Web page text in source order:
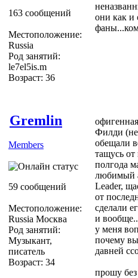
163 сообщений
Местоположение:
Russia
Род занятий:
le7el5is.m
Возраст: 36
они как и
Gremlin
Members
59 сообщений
Местоположение:
Russia Москва
Род занятий:
Музыкант,
писатель
Возраст: 34
Филди
обещали
тащусь
полгода
любимый
Leader,
от
сделали
и
у меня
почему вы
давней
прошу без